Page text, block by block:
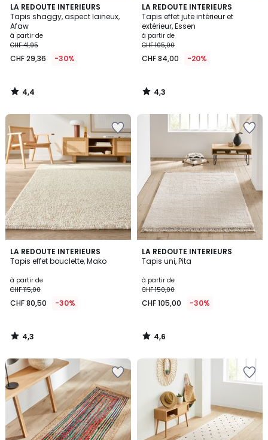
LA REDOUTE INTERIEURS
Tapis shaggy, aspect laineux,
Afaw
à partir de
CHF 41,95
CHF 29,36 -30%
4,4
/ 5
4,4
/
LA REDOUTE INTERIEURS
Tapis effet jute intérieur et
extérieur, Essen
à partir de
CHF 105,00
CHF 84,00 -20%
4,3
/ 5
4,3
/
LA REDOUTE INTERIEURS
Tapis effet bouclette, Mako
à partir de
CHF 115,00
CHF 80,50 -30%
4,3
/ 5
4,3
/
LA REDOUTE INTERIEURS
Tapis uni, Pita
à partir de
CHF 150,00
CHF 105,00 -30%
4,6
/ 5
4,6
/